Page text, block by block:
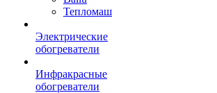
Тепломаш
Электрические
обогреватели
Инфракрасные
обогреватели